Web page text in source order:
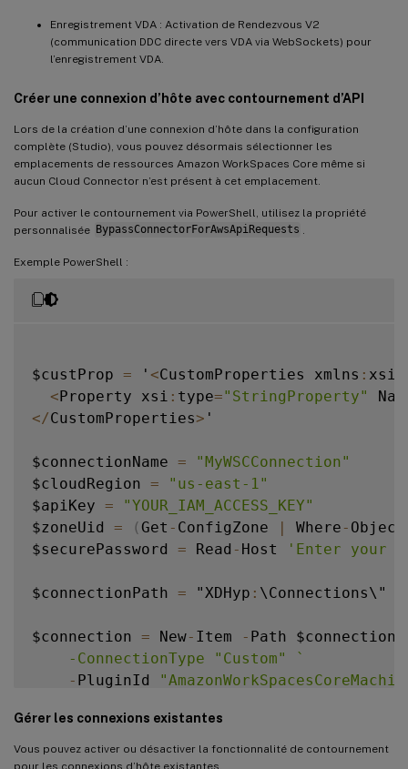
Enregistrement VDA : Activation de Rendezvous V2
(communication DDC directe vers VDA via WebSockets) pour
l’enregistrement VDA.
Créer une connexion d’hôte avec contournement d’API
Lors de la création d’une connexion d’hôte dans la configuration
complète (Studio), vous pouvez désormais sélectionner les
emplacements de ressources Amazon WorkSpaces Core même si
aucun Cloud Connector n’est présent à cet emplacement.
Pour activer le contournement via PowerShell, utilisez la propriété
personnalisée BypassConnectorForAwsApiRequests
Exemple PowerShell :
$custProp = ' <CustomProperties xmlns : xsi
<Property xsi : type="StringProperty"
</CustomProperties> '
$connectionName =
"MyWSCConnection"
$cloudRegion =
"us-east-1"
$apiKey =
"YOUR_IAM_ACCESS_KEY"
$zoneUid = ( Get - ConfigZone | Where -
$securePassword = Read - Host 'Enter your
$connectionPath = "XDHyp : \Connections\"
$connection = New- Item - Path
    -ConnectionType "Custom"
`
- PluginId
- Persist -Scope @
    -CustomProperties $custProp
`
Gérer les connexions existantes
Vous pouvez activer ou désactiver la fonctionnalité de contournement
pour les connexions d’hôte existantes.